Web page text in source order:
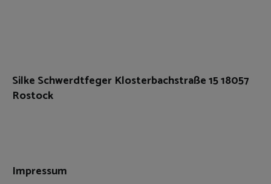
Silke Schwerdtfeger Klosterbachstraße 15 18057
Rostock
Impressum